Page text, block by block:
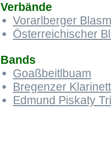
Verbände
Vorarlberger
Österreichischer
Bands
Goaßbeitlbuam
Bregenzer
Edmund Piskaty